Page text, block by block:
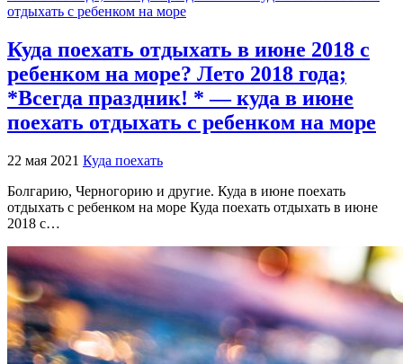
Куда поехать отдыхать в июне 2018 с
ребенком на море? Лето 2018 года;
*Всегда праздник! * — куда в июне
поехать отдыхать с ребенком на море
22 мая 2021 Куда поехать
Болгарию, Черногорию и другие. Куда в июне поехать
отдыхать с ребенком на море Куда поехать отдыхать в июне
2018 с…